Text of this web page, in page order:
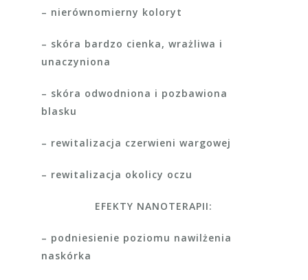
– nierównomierny koloryt
– skóra bardzo cienka, wrażliwa i
unaczyniona
– skóra odwodniona i pozbawiona
blasku
– rewitalizacja czerwieni wargowej
– rewitalizacja okolicy oczu
EFEKTY NANOTERAPII:
– podniesienie poziomu nawilżenia
naskórka